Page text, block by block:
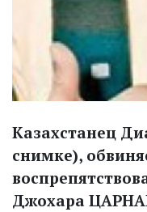
Казахстанец
снимке),
Джохара